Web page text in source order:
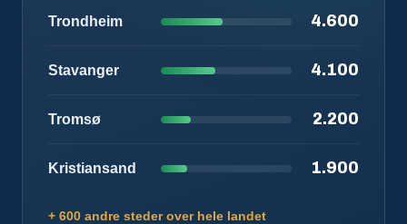
Trondheim 4.600
Stavanger 4.100
Tromsø 2.200
Kristiansand 1.900
+ 600 andre steder over hele landet